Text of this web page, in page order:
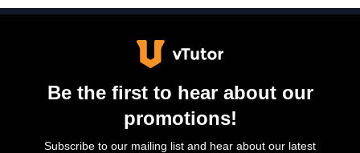
Be the first to hear about our
promotions!
Subscribe to our mailing list and hear about our latest